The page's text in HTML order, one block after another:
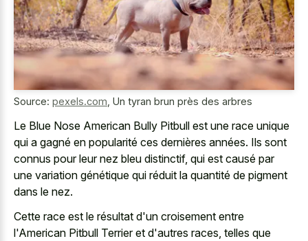
Source: pexels.com Un tyran brun près des arbres
Le Blue Nose American Bully Pitbull est une race unique
qui a gagné en popularité ces dernières années. Ils sont
connus pour leur nez bleu distinctif, qui est causé par
une variation génétique qui réduit la quantité de pigment
dans le nez.
Cette race est le résultat d'un croisement entre
l'American Pitbull Terrier et d'autres races, telles que